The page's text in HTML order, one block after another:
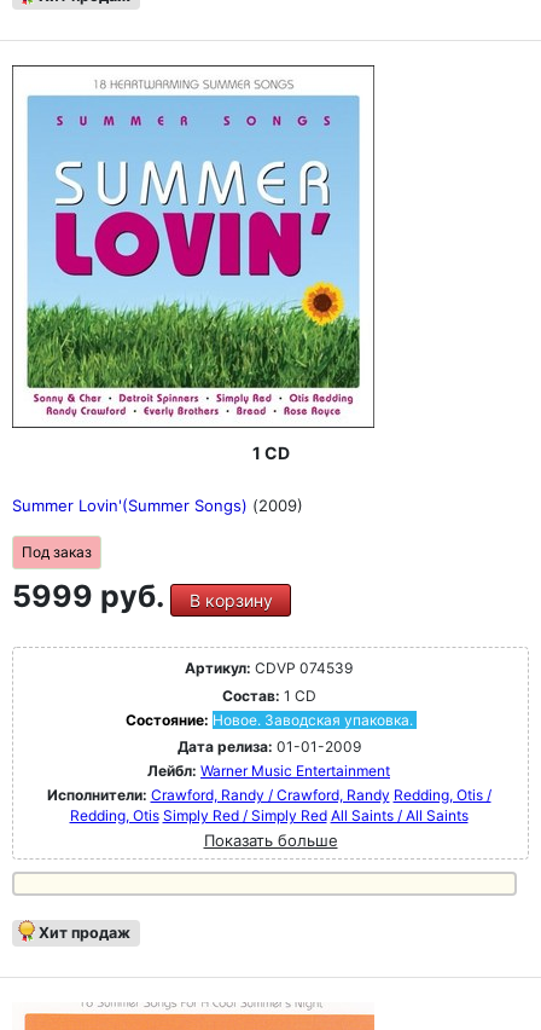
1 CD
Summer Lovin'(Summer Songs) (2009)
Под заказ
5999 руб. В корзину
Артикул: CDVP 074539
Состав: 1 CD
Состояние: Новое. Заводская упаковка.
Дата релиза: 01-01-2009
Лейбл: Warner Music Entertainment
Исполнители: Crawford, Randy / Crawford, Randy Redding, Otis /
Redding, Otis Simply Red / Simply Red All Saints / All Saints
Показать больше
Хит продаж